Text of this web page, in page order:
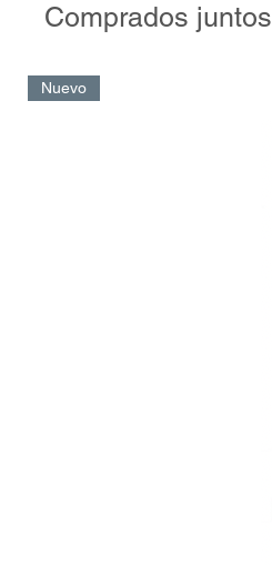
Comprados juntos
Nuevo